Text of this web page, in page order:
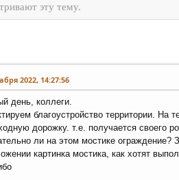
эту тему.
2022, 14:27:56
день, коллеги.
благоустройство территории. На
дорожку. т.е. получается своего
ли на этом мостике ограждение?
картинка мостика, как хотят